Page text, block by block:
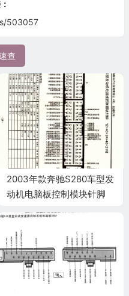
503057
查
2003年款奔驰S280车型发
动机电脑板控制模块针脚